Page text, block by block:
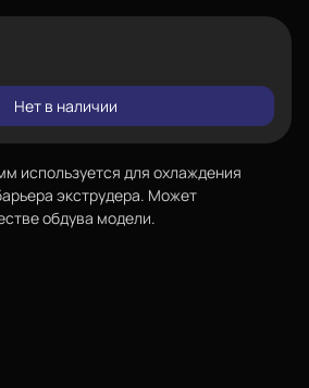
Нет в наличии
используется для охлаждения
экструдера. Может
обдува модели.